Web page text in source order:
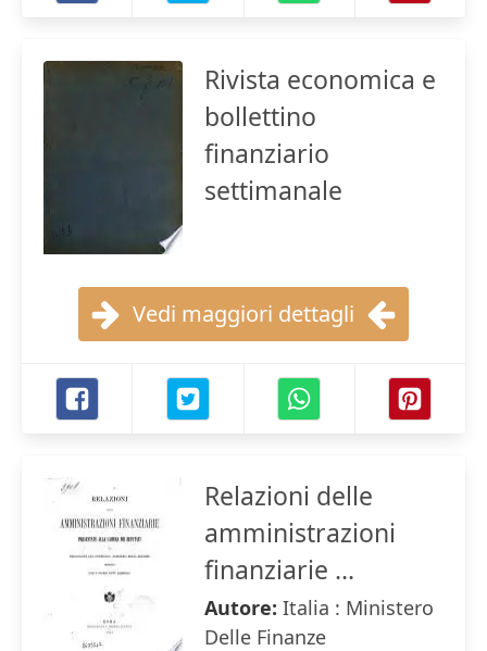
Rivista economica e
bollettino
finanziario
settimanale
Vedi maggiori dettagli
Relazioni delle
amministrazioni
finanziarie ...
Autore: Italia : Ministero
Delle Finanze